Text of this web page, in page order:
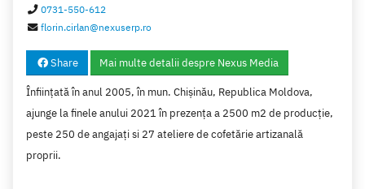
0731-550-612
florin.cirlan@nexuserp.ro
Share Mai multe detalii despre Nexus Media
Înființată în anul 2005, în mun. Chișinău, Republica Moldova,
ajunge la finele anului 2021 în prezența a 2500 m2 de producție,
peste 250 de angajați si 27 ateliere de cofetărie artizanală
proprii.